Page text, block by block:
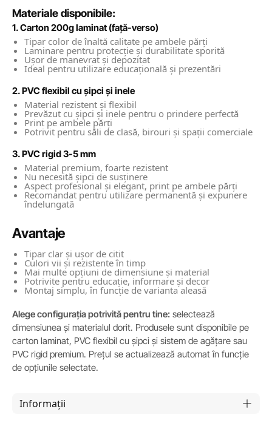
Materiale disponibile:
1. Carton 200g laminat (față-verso)
Tipar color de înaltă calitate pe ambele părți
Laminare pentru protecție și durabilitate sporită
Ușor de manevrat și depozitat
Ideal pentru utilizare educațională și prezentări
2. PVC flexibil cu șipci și inele
Material rezistent și flexibil
Prevăzut cu șipci și inele pentru o prindere perfectă
Print pe ambele părți
Potrivit pentru săli de clasă, birouri și spații comerciale
3. PVC rigid 3-5 mm
Material premium, foarte rezistent
Nu necesită șipci de susținere
Aspect profesional și elegant, print pe ambele părți
Recomandat pentru utilizare permanentă și expunere
îndelungată
Avantaje
Tipar clar și ușor de citit
Culori vii și rezistente în timp
Mai multe opțiuni de dimensiune și material
Potrivite pentru educație, informare și decor
Montaj simplu, în funcție de varianta aleasă
Alege configurația potrivită pentru tine: selectează
dimensiunea și materialul dorit. Produsele sunt disponibile pe
carton laminat, PVC flexibil cu șipci și sistem de agățare sau
PVC rigid premium. Prețul se actualizează automat în funcție
de opțiunile selectate.
Informații